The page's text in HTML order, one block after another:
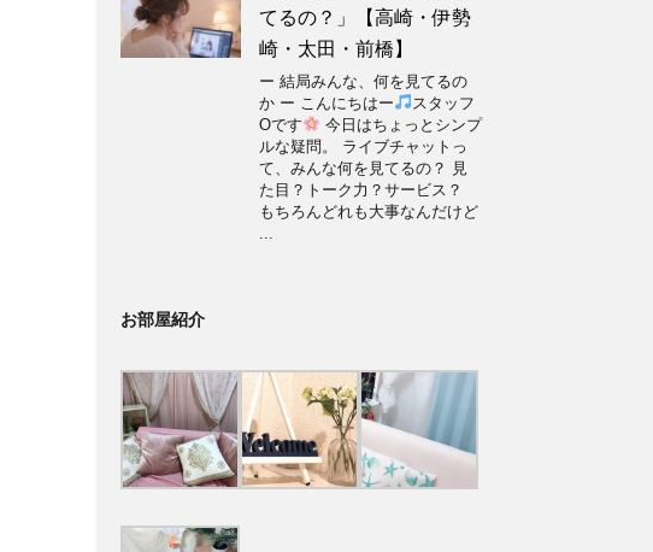
てるの？」【高崎・伊勢
崎・太田・前橋】
ー 結局みんな、何を見てるの
か ー こんにちはー
スタッフ
Oです
今日はちょっとシンプ
ルな疑問。 ライブチャットっ
て、みんな何を見てるの？ 見
た目？トーク力？サービス？
もちろんどれも大事なんだけど
...
お部屋紹介